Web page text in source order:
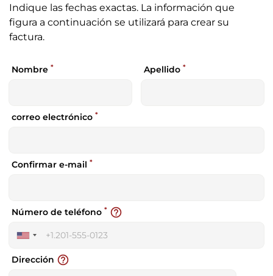
Indique las fechas exactas. La información que
figura a continuación se utilizará para crear su
factura.
Nombre * Apellido *
correo electrónico *
Confirmar e-mail *
United
+1
Número de teléfono * help_outline
Dirección help_outline